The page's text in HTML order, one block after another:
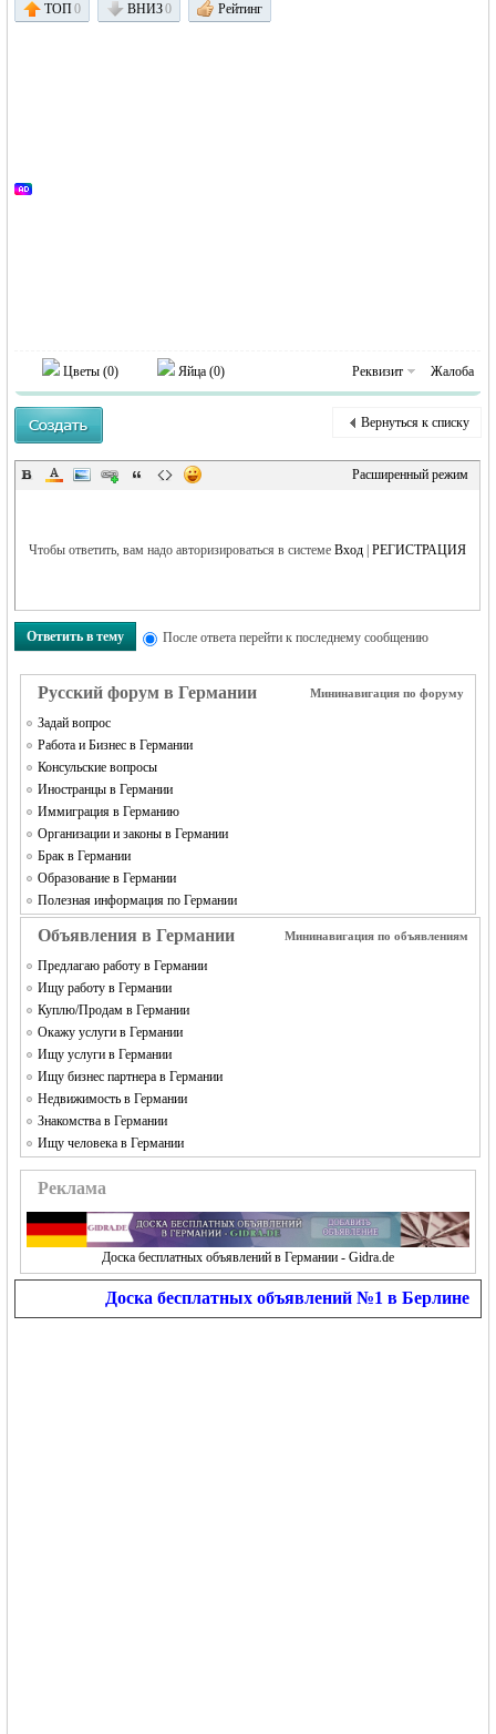
ТОП0 ВНИЗ0 Рейтинг
Цветы (0) Яйца (0) Реквизит Жалоба
Вернуться к списку
Расширенный режим
Чтобы ответить, вам надо авторизироваться в системеВход |РЕГИСТРАЦИЯ
Ответить в тему После ответа перейти к последнему сообщению
Русский форум в Германии Мининавигация по форуму
Задай вопрос
Работа и Бизнес в Германии
Консульские вопросы
Иностранцы в Германии
Иммиграция в Германию
Организации и законы в Германии
Брак в Германии
Образование в Германии
Полезная информация по Германии
Объявления в Германии Мининавигация по объявлениям
Предлагаю работу в Германии
Ищу работу в Германии
Куплю/Продам в Германии
Окажу услуги в Германии
Ищу услуги в Германии
Ищу бизнес партнера в Германии
Недвижимость в Германии
Знакомства в Германии
Ищу человека в Германии
Реклама
Доска бесплатных объявлений в Германии - Gidra.de
Доска бесплатных объявлений №1 в Берлине